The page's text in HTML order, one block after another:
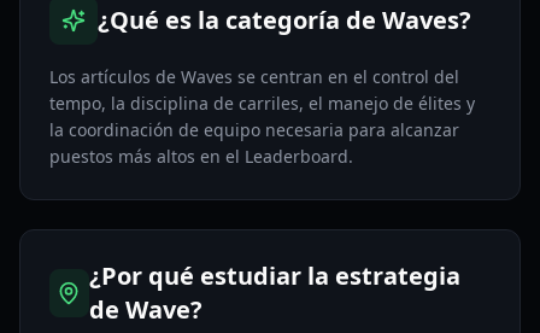
¿Qué es la categoría de Waves?
Los artículos de Waves se centran en el control del
tempo, la disciplina de carriles, el manejo de élites y
la coordinación de equipo necesaria para alcanzar
puestos más altos en el Leaderboard.
¿Por qué estudiar la estrategia
de Wave?